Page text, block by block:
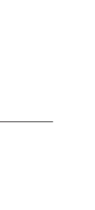
個人情報（注文者
所を含むがこれに
細はAFTEE公式ホ
声明』をご参照く
がNT$10,000にな
年利20%の遅延滞
理人または後見人